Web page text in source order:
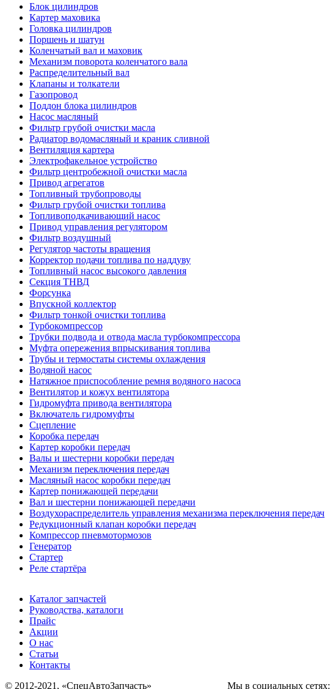
Блок цилиндров
Картер маховика
Головка цилиндров
Поршень и шатун
Коленчатый вал и маховик
Механизм поворота коленчатого вала
Распределительный вал
Клапаны и толкатели
Газопровод
Поддон блока цилиндров
Насос масляный
Фильтр грубой очистки масла
Радиатор водомасляный и краник сливной
Вентиляция картера
Электрофакельное устройство
Фильтр центробежной очистки масла
Привод агрегатов
Топливный трубопроводы
Фильтр грубой очистки топлива
Топливоподкачивающий насос
Привод управления регулятором
Фильтр воздушный
Регулятор частоты вращения
Корректор подачи топлива по наддуву
Топливный насос высокого давления
Секция ТНВД
Форсунка
Впускной коллектор
Фильтр тонкой очистки топлива
Турбокомпрессор
Трубки подвода и отвода масла турбокомпрессора
Муфта опережения впрыскивания топлива
Трубы и термостаты системы охлаждения
Водяной насос
Натяжное приспособление ремня водяного насоса
Вентилятор и кожух вентилятора
Гидромуфта привода вентилятора
Включатель гидромуфты
Сцепление
Коробка передач
Картер коробки передач
Валы и шестерни коробки передач
Механизм переключения передач
Масляный насос коробки передач
Картер понижающей передачи
Вал и шестерни понижающей передачи
Воздухораспределитель управления механизма переключения передач
Редукционный клапан коробки передач
Компрессор пневмотормозов
Генератор
Стартер
Реле стартёра
Каталог запчастей
Руководства, каталоги
Прайс
Акции
О нас
Статьи
Контакты
© 2012-2021, «СпецАвтоЗапчасть» Мы в социальных сетях: